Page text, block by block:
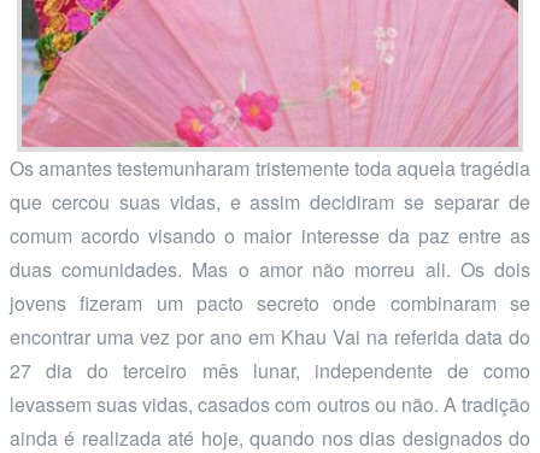
Os amantes testemunharam tristemente toda aquela tragédia
que cercou suas vidas, e assim decidiram se separar de
comum acordo visando o maior interesse da paz entre as
duas comunidades. Mas o amor não morreu ali. Os dois
jovens fizeram um pacto secreto onde combinaram se
encontrar uma vez por ano em Khau Vai na referida data do
27 dia do terceiro mês lunar, independente de como
levassem suas vidas, casados com outros ou não. A tradição
ainda é realizada até hoje, quando nos dias designados do